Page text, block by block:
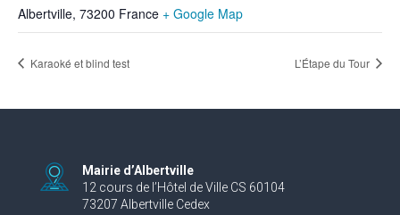
Albertville, 73200 France + Google Map
Karaoké et blind test L’Étape du Tour
Mairie d’Albertville
12 cours de l’Hôtel de Ville CS 60104
73207 Albertville Cedex